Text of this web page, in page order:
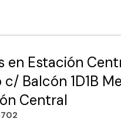
en Estación
Balcón 1D1B
Central